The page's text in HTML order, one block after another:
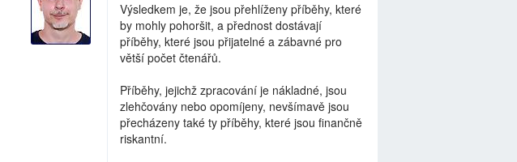
Výsledkem je, že jsou přehlíženy příběhy, které
by mohly pohoršit, a přednost dostávají
příběhy, které jsou přijatelné a zábavné pro
větší počet čtenářů.
Příběhy, jejichž zpracování je nákladné, jsou
zlehčovány nebo opomíjeny, nevšímavě jsou
přecházeny také ty příběhy, které jsou finančně
riskantní.